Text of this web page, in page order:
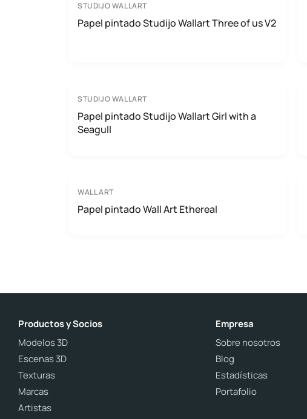
STUDIJO WALLART
Papel pintado Studijo Wallart Three of us V2
STUDIJO WALLART
Papel pintado Studijo Wallart Girl with a
Seagull
WALL ART
Papel pintado Wall Art Ethereal
Productos y Socios
Modelos 3D
Escenas 3D
Texturas
Marcas
Artistas
Empresa
Sobre nosotros
Blog
Estadísticas
Portafolio